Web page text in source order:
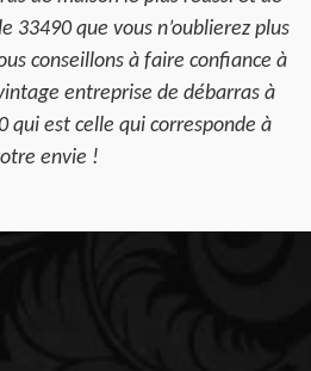
33490 que vous n’oublierez plus
conseillons à faire confiance à
entreprise de débarras à
qui est celle qui corresponde à
envie !